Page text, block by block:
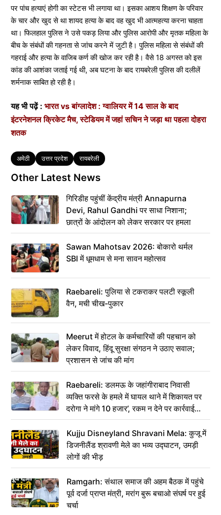
पर पांच हत्याएं होगी का स्टेटस भी लगाया था। इसका आशय शिक्षण के परिवार
के चार और खुद से था शायद हत्या के बाद वह खुद भी आत्महत्या करना चाहता
था। फिलहाल पुलिस ने उसे पकड़ लिया और पुलिस आरोपी और मृतक महिला के
बीच के संबंधों की गहनता से जांच करने में जुटी है। पुलिस महिला से संबंधों की
गहराई और हत्या के वाजिब कर्ण की खोज कर रही है। वैसे 18 अगस्त को इस
कांड की आशंका जताई गई थी, अब घटना के बाद रायबरेली पुलिस की दलीलें
शर्मनाक साबित हो रही है।
यह भी पढ़ें : भारत vs बांग्लादेश : ग्वालियर में 14 साल के बाद
इंटरनेशनल क्रिकेट मैच, स्टेडियम में जहां सचिन ने जड़ा था पहला दोहरा
शतक
Tags
अमेठी उत्तर प्रदेश रायबरेली
Other Latest News
गिरिडीह पहुंचीं केंद्रीय मंत्री Annapurna
Devi, Rahul Gandhi पर साधा निशाना;
छात्रों के आंदोलन को लेकर सरकार पर हमला
Sawan Mahotsav 2026: बोकारो थर्मल
SBI में धूमधाम से मना सावन महोत्सव
Raebareli: पुलिया से टकराकर पलटी स्कूली
वैन, मची चीख-पुकार
Meerut में होटल के कर्मचारियों की पहचान को
लेकर विवाद, हिंदू सुरक्षा संगठन ने उठाए सवाल;
प्रशासन से जांच की मांग
Raebareli: डलमऊ के जहांगीराबाद निवासी
व्यक्ति फरसे के हमले में घायल थाने में शिकायत पर
दरोगा ने मांगे 10 हजार’, रकम न देने पर कार्रवाई
ठंडी!
Kujju Disneyland Shravani Mela: कुजू में
डिजनीलैंड श्रावणी मेले का भव्य उद्घाटन, उमड़ी
लोगों की भीड़
Ramgarh: संथाल समाज की अहम बैठक में पहुंचे
पूर्व दर्जा प्राप्त मंत्री, मरांग बुरू बचाओ संघर्ष पर हुई
चर्चा